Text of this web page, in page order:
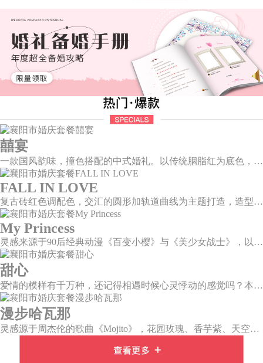
囍宴
一款国风韵味，撞色搭配的中式婚礼。以传统胭脂红为底色，黛蓝色花鸟点缀其中，热情的红色和低调的古风书画色相辅相成。
FALL IN LOVE
复古砖红色调配色，交汇的圆形加轨道曲线为主题打造，造型灵感寓意两个人的爱情关系像是一个圆,各自有各自的轨迹，却也无时无刻不牵挂着彼此，相互关联又各自圆满。
My Princess
灵感来源于90后经典动漫《百变小樱》与《美少女战士》，以柔美梦幻的马卡龙色系为主色调，融合精灵萌宠与星星魔法阵等元素，为遗落凡间的公主搭建一个召唤王子的舞台。
甜心
爱情的模样有千万种，还记得相遇时候心灵悸动的感觉吗？本场婚礼以恋人第一次的心动作为灵感设计，独家定制的爱心装置穿插在整场婚礼中，带给你初见时的心动美好。
漫步哈瓦那
灵感源于周杰伦的歌曲《Mojito》，花园玫瑰、香芋紫、天空蓝等色彩碰撞出的热带风情，在多层次空间下大方异域光彩。因为遇见了爱情，整个世界都变得五彩斑斓。